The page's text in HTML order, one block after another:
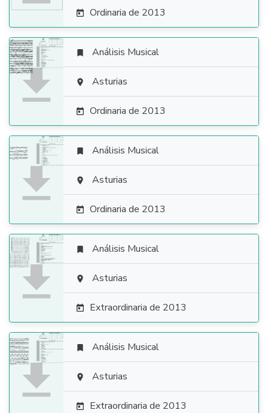
 Ordinaria de 2013

 Análisis Musical
 Asturias
 Ordinaria de 2013

 Análisis Musical
 Asturias
 Ordinaria de 2013

 Análisis Musical
 Asturias
 Extraordinaria de 2013

 Análisis Musical
 Asturias
 Extraordinaria de 2013